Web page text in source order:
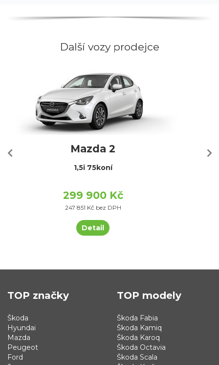
Další vozy prodejce
Mazda 2
1,5i 75koní
299 900 Kč
247 851 Kč bez DPH
Detail
TOP značky
Škoda
Hyundai
Mazda
Peugeot
Ford
TOP modely
Škoda Fabia
Škoda Kamiq
Škoda Karoq
Škoda Octavia
Škoda Scala